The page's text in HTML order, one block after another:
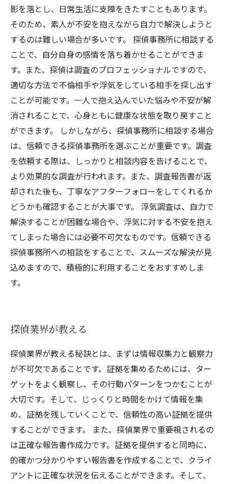
影を落とし、日常生活に支障をきたすこともあります。
そのため、素人が不安を抱えながら自力で解決しようと
するのは難しい場合が多いです。 探偵事務所に相談する
ことで、自分自身の感情を落ち着かせることができま
す。また、探偵は調査のプロフェッショナルですので、
適切な方法で不倫相手や浮気をしている相手を探し出す
ことが可能です。一人で抱え込んでいた悩みや不安が解
消されることで、心身ともに健康な状態を取り戻すこと
ができます。 しかしながら、探偵事務所に相談する場合
は、信頼できる探偵事務所を選ぶことが重要です。調査
を依頼する際は、しっかりと相談内容を告げることで、
より効果的な調査が行われます。また、調査報告書が返
却された後も、丁寧なアフターフォローをしてくれるか
どうかも確認することが大事です。 浮気調査は、自力で
解決することが困難な場合や、浮気に対する不安を抱え
てしまった場合には必要不可欠なものです。信頼できる
探偵事務所への相談をすることで、スムーズな解決が見
込めますので、積極的に利用することをおすすめしま
す。
探偵業界が教える
探偵業界が教える秘訣とは、まずは情報収集力と観察力
が不可欠であることです。証拠を集めるためには、ター
ゲットをよく観察し、その行動パターンをつかむことが
大切です。そして、じっくりと時間をかけて情報を集
め、証拠を残していくことで、信頼性の高い証拠を提供
することができます。 また、探偵業界で重要視されるの
は正確な報告書作成力です。証拠を提供すると同時に、
的確かつ分かりやすい報告書を作成することで、クライ
アントに正確な状況を伝えることができます。そして、